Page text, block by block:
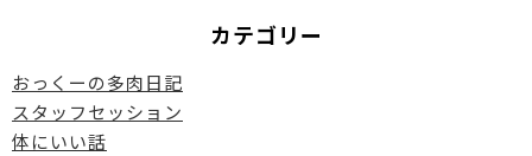
カテゴリー
おっくーの多肉日記
スタッフセッション
体にいい話